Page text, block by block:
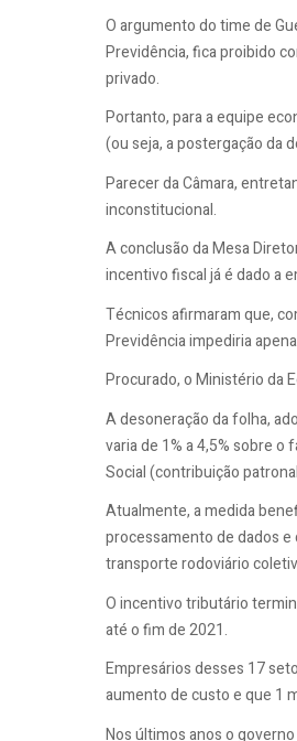
O argumento do time de
Previdência, fica proibido
privado.
Portanto, para a equipe
(ou seja, a postergação da
Parecer da Câmara,
inconstitucional.
A conclusão da Mesa
incentivo fiscal já é dado a
Técnicos afirmaram que,
Previdência impediria
Procurado, o Ministério da
A desoneração da folha,
varia de 1% a 4,5% sobre
Social (contribuição
Atualmente, a medida
processamento de dados e
transporte rodoviário
O incentivo tributário
até o fim de 2021.
Empresários desses 17
aumento de custo e que 1
Nos últimos anos o